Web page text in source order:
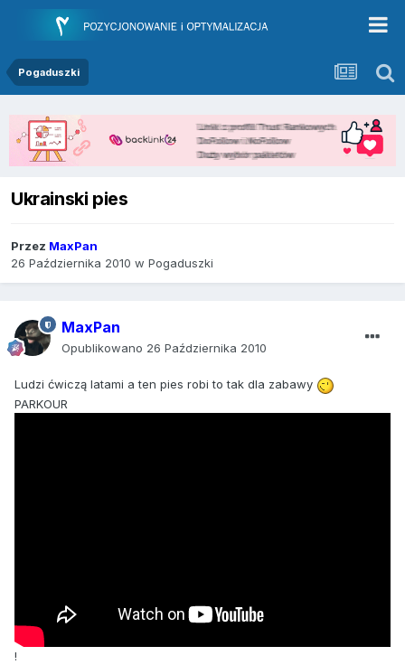
Pogaduszki
Ukrainski pies
Przez MaxPan
26 Października 2010 w Pogaduszki
MaxPan
Opublikowano 26 Października 2010
Ludzi ćwiczą latami a ten pies robi to tak dla zabawy
PARKOUR
!